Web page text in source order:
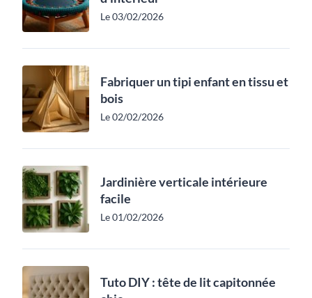
Le 03/02/2026
Fabriquer un tipi enfant en tissu et
bois
Le 02/02/2026
Jardinière verticale intérieure
facile
Le 01/02/2026
Tuto DIY : tête de lit capitonnée